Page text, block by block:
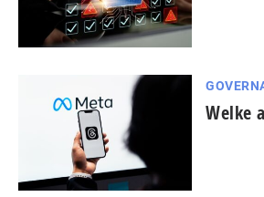
Welke